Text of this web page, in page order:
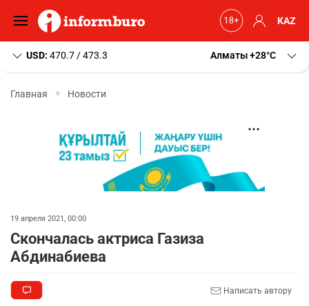
KAZ
USD: 470.7 / 473.3 Алматы+28 C
Главная Новости
19 апреля 2021, 00:00
Скончалась актриса Газиза
Абдинабиева
Написать автору